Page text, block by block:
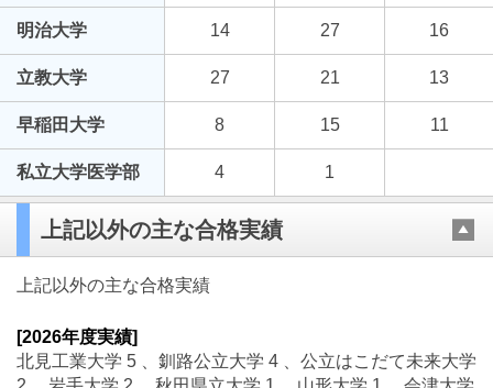
明治大学 14 27 16
立教大学 27 21 13
早稲田大学 8 15 11
私立大学医学部 4 1
上記以外の主な合格実績
上記以外の主な合格実績
[2026年度実績]
北見工業大学 5 、釧路公立大学 4 、公立はこだて未来大学